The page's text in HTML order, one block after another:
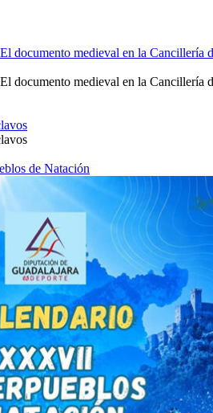
documento medieval en la Cancillería
documento medieval en la Cancillería
de Natación